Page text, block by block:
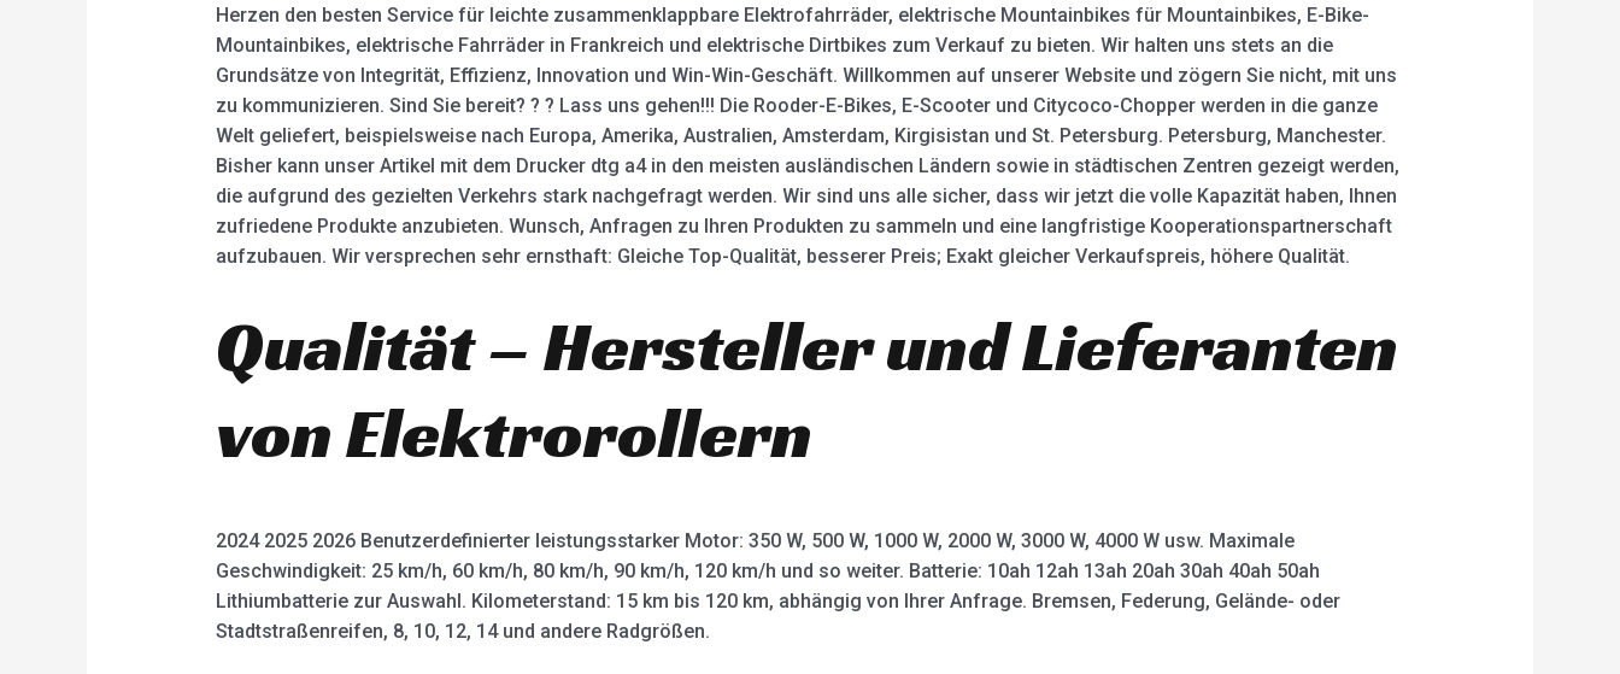
Herzen den besten Service für leichte zusammenklappbare Elektrofahrräder, elektrische Mountainbikes für Mountainbikes, E-Bike-
Mountainbikes, elektrische Fahrräder in Frankreich und elektrische Dirtbikes zum Verkauf zu bieten. Wir halten uns stets an die
Grundsätze von Integrität, Effizienz, Innovation und Win-Win-Geschäft. Willkommen auf unserer Website und zögern Sie nicht, mit uns
zu kommunizieren. Sind Sie bereit? ? ? Lass uns gehen!!! Die Rooder-E-Bikes, E-Scooter und Citycoco-Chopper werden in die ganze
Welt geliefert, beispielsweise nach Europa, Amerika, Australien, Amsterdam, Kirgisistan und St. Petersburg. Petersburg, Manchester.
Bisher kann unser Artikel mit dem Drucker dtg a4 in den meisten ausländischen Ländern sowie in städtischen Zentren gezeigt werden,
die aufgrund des gezielten Verkehrs stark nachgefragt werden. Wir sind uns alle sicher, dass wir jetzt die volle Kapazität haben, Ihnen
zufriedene Produkte anzubieten. Wunsch, Anfragen zu Ihren Produkten zu sammeln und eine langfristige Kooperationspartnerschaft
aufzubauen. Wir versprechen sehr ernsthaft: Gleiche Top-Qualität, besserer Preis; Exakt gleicher Verkaufspreis, höhere Qualität.
Qualität – Hersteller und Lieferanten
von Elektrorollern
2024 2025 2026 Benutzerdefinierter leistungsstarker Motor: 350 W, 500 W, 1000 W, 2000 W, 3000 W, 4000 W usw. Maximale
Geschwindigkeit: 25 km/h, 60 km/h, 80 km/h, 90 km/h, 120 km/h und so weiter. Batterie: 10ah 12ah 13ah 20ah 30ah 40ah 50ah
Lithiumbatterie zur Auswahl. Kilometerstand: 15 km bis 120 km, abhängig von Ihrer Anfrage. Bremsen, Federung, Gelände- oder
Stadtstraßenreifen, 8, 10, 12, 14 und andere Radgrößen.